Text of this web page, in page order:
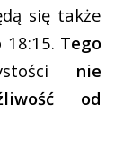
się także
Tego
nie
od